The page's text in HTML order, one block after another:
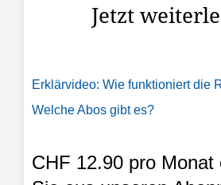
Jetzt
Erklärvideo: Wie funktioniert die
Welche Abos gibt es?
CHF 12.90 pro Monat